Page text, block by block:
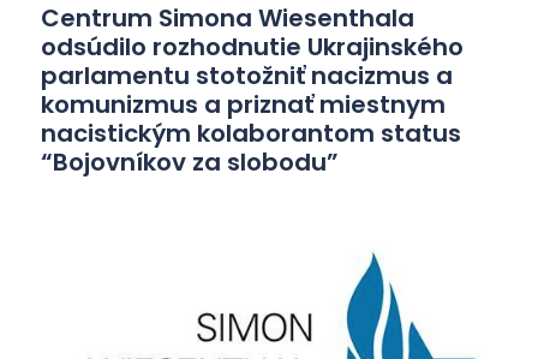
Centrum Simona Wiesenthala
odsúdilo rozhodnutie Ukrajinského
parlamentu stotožniť nacizmus a
komunizmus a priznať miestnym
nacistickým kolaborantom status
“Bojovníkov za slobodu”